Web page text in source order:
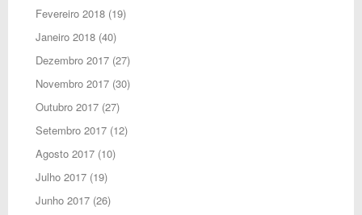
Fevereiro 2018(19)
Janeiro 2018(40)
Dezembro 2017(27)
Novembro 2017(30)
Outubro 2017(27)
Setembro 2017(12)
Agosto 2017(10)
Julho 2017(19)
Junho 2017(26)